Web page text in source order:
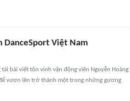
DanceSport Việt Nam
bài viết tôn vinh vận động viên Nguyễn Hoàng
vươn lên trở thành một trong những gương